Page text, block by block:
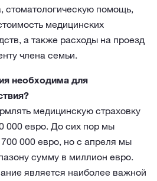
стоматологическую помощь,
медицинских
а также расходы на проезд
члена семьи.
необходима для
медицинскую страховку
000 евро. До сих пор мы
000 евро, но с апреля мы
сумму в миллион евро.
является наиболее важной